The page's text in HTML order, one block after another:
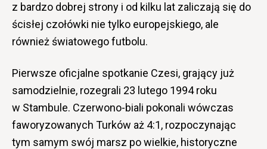
z bardzo dobrej strony i od kilku lat zaliczają się do
ścisłej czołówki nie tylko europejskiego, ale
również światowego futbolu.
Pierwsze oficjalne spotkanie Czesi, grający już
samodzielnie, rozegrali 23 lutego 1994 roku
w Stambule. Czerwono-biali pokonali wówczas
faworyzowanych Turków aż 4:1, rozpoczynając
tym samym swój marsz po wielkie, historyczne